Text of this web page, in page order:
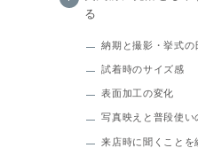
る
納期と撮影・挙式の
試着時のサイズ感
表面加工の変化
写真映えと普段使い
来店時に聞くことを